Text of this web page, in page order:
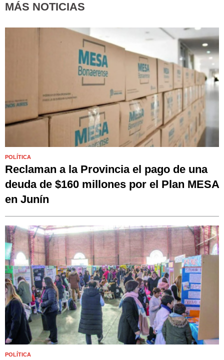
MÁS NOTICIAS
POLÍTICA
Reclaman a la Provincia el pago de una
deuda de $160 millones por el Plan MESA
en Junín
POLÍTICA